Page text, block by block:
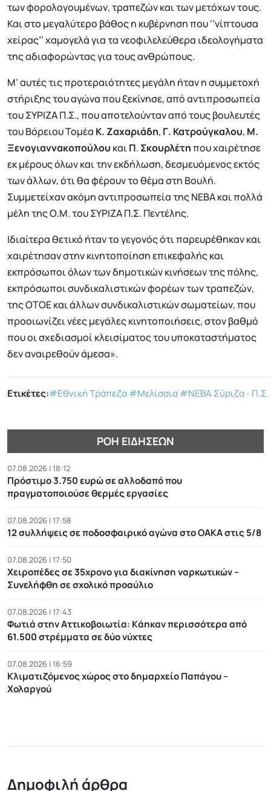
των φορολογουμένων, τραπεζών και των μετόχων τους.
Και στο μεγαλύτερο βάθος η κυβέρνηση που ‘’νίπτουσα
χείρας’’ χαμογελά για τα νεοφιλελεύθερα ιδεολογήματα
της αδιαφορώντας για τους ανθρώπους.
Μ’ αυτές τις προτεραιότητες μεγάλη ήταν η συμμετοχή
στήριξης του αγώνα που ξεκίνησε, από αντιπροσωπεία
του ΣΥΡΙΖΑ Π.Σ., που αποτελούνταν από τους βουλευτές
του Βόρειου Τομέα Κ. Ζαχαριάδη, Γ. Κατρούγκαλου, Μ.
Ξενογιαννακοπούλου καιΠ. Σκουρλέτηπου χαιρέτησε
εκ μέρους όλων και την εκδήλωση, δεσμευόμενος εκτός
των άλλων, ότι θα φέρουν το θέμα στη Βουλή.
Συμμετείχαν ακόμη αντιπροσωπεία της ΝΕΒΑ και πολλά
μέλη της Ο.Μ. του ΣΥΡΙΖΑ Π.Σ. Πεντέλης.
Ιδιαίτερα θετικό ήταν το γεγονός ότι παρευρέθηκαν και
χαιρέτησαν στην κινητοποίηση επικεφαλής και
εκπρόσωποι όλων των δημοτικών κινήσεων της πόλης,
εκπρόσωποι συνδικαλιστικών φορέων των τραπεζών,
της ΟΤΟΕ και άλλων συνδικαλιστικών σωματείων, που
προοιωνίζει νέες μεγάλες κινητοποιήσεις, στον βαθμό
που οι σχεδιασμοί κλεισίματος του υποκαταστήματος
δεν αναιρεθούν άμεσα».
Ετικέτες:#Εθνική Τράπεζα#Μελίσσια#ΝΕΒΑ Σύριζα - Π.Σ.
ΡΟΉ ΕΙΔΉΣΕΩΝ
07.08.2026 | 18:12
Πρόστιμο 3.750 ευρώ σε αλλοδαπό που
πραγματοποιούσε θερμές εργασίες
07.08.2026 | 17:58
12 συλλήψεις σε ποδοσφαιρικό αγώνα στο ΟΑΚΑ στις 5/8
07.08.2026 | 17:50
Χειροπέδες σε 35χρονο για διακίνηση ναρκωτικών –
Συνελήφθη σε σχολικό προαύλιο
07.08.2026 | 17:43
Φωτιά στην Αττικοβοιωτία: Kάηκαν περισσότερα από
61.500 στρέμματα σε δύο νύχτες
07.08.2026 | 16:59
Κλιματιζόμενος χώρος στο δημαρχείο Παπάγου –
Χολαργού
Δημοφιλή άρθρα